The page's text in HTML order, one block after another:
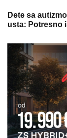
Dete sa
usta: Potresno